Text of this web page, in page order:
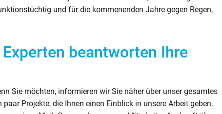
und für die kommenenden Jahre gegen Regen,
beantworten Ihre
Sie möchten, informieren wir Sie näher über unser gesamtes
Projekte, die Ihnen einen Einblick in unsere Arbeit geben.